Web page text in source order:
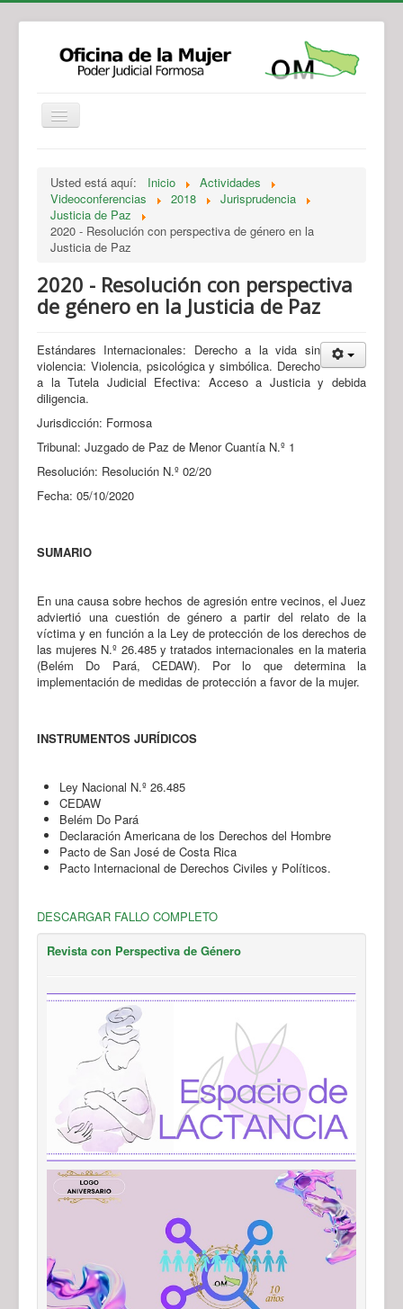
Legislación
Novedades
Recursos y Servicios de Atención
Usted está aquí: Inicio
Actividades
Videoconferencias
2018
Jurisprudencia
Justicia de Paz
2020 - Resolución con perspectiva de género en la
Justicia de Paz
2020 - Resolución con perspectiva
de género en la Justicia de Paz
Estándares Internacionales: Derecho a la vida sin
violencia: Violencia, psicológica y simbólica. Derecho
a la Tutela Judicial Efectiva: Acceso a Justicia y debida
diligencia.
Jurisdicción: Formosa
Tribunal: Juzgado de Paz de Menor Cuantía N.º 1
Resolución: Resolución N.º 02/20
Fecha: 05/10/2020
SUMARIO
En una causa sobre hechos de agresión entre vecinos, el Juez
adviertió una cuestión de género a partir del relato de la
víctima y en función a la Ley de protección de los derechos de
las mujeres N.º 26.485 y tratados internacionales en la materia
(Belém Do Pará, CEDAW). Por lo que determina la
implementación de medidas de protección a favor de la mujer.
INSTRUMENTOS JURÍDICOS
Ley Nacional N.º 26.485
CEDAW
Belém Do Pará
Declaración Americana de los Derechos del Hombre
Pacto de San José de Costa Rica
Pacto Internacional de Derechos Civiles y Políticos.
DESCARGAR FALLO COMPLETO
Revista con Perspectiva de Género